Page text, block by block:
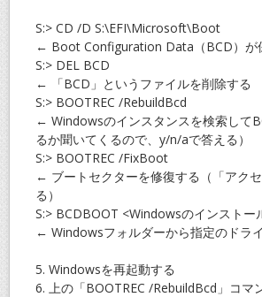
S:> CD /D S:\EFI\Microsoft\Boot
← Boot Configuration Data（BCD）が
S:> DEL BCD
← 「BCD」というファイルを削除する
S:> BOOTREC /RebuildBcd
← Windowsのインスタンスを検索して
るか聞いてくるので、y/n/aで答える）
S:> BOOTREC /FixBoot
← ブートセクターを修復する（「アク
る）
S:> BCDBOOT <Windowsのインスト
← Windowsフォルダーから指定のドラ
5. Windowsを再起動する
6. 上の「BOOTREC /RebuildBcd」コ